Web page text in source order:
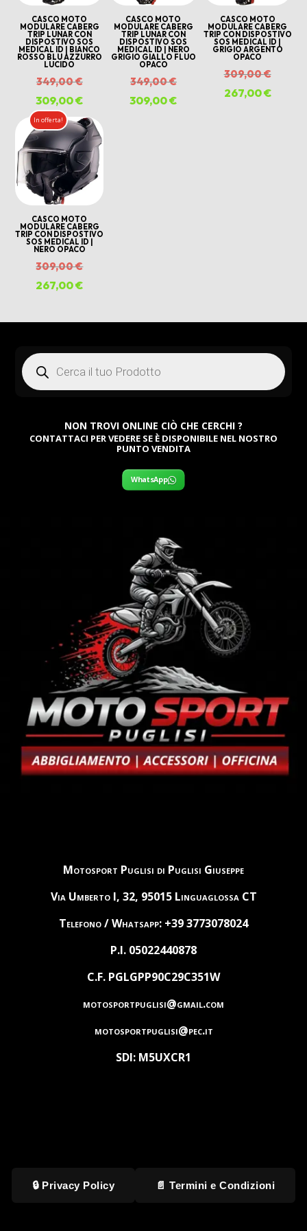
CASCO MOTO
MODULARE CABERG
TRIP LUNAR CON
DISPOSTIVO SOS
MEDICAL ID | BIANCO
ROSSO BLU AZZURRO
LUCIDO
349,00€Il
prezzo
originale
era:
349,00 €.
309,00€Il
prezzo
attuale
è:
309,00 €.
CASCO MOTO
MODULARE CABERG
TRIP LUNAR CON
DISPOSTIVO SOS
MEDICAL ID | NERO
GRIGIO GIALLO FLUO
OPACO
349,00€Il
prezzo
309,00€Il
CASCO MOTO
MODULARE CABERG
TRIP CON DISPOSTIVO
SOS MEDICAL ID |
GRIGIO ARGENTO
OPACO
309,00€Il
prezzo
267,00€Il
In offerta!
CASCO MOTO
MODULARE CABERG
TRIP CON DISPOSTIVO
SOS MEDICAL ID |
NERO OPACO
309,00€Il
prezzo
era:
267,00€Il
attuale
Products
search
NON TROVI ONLINE CIÒ CHE CERCHI ?
CONTATTACI PER VEDERE SE È DISPONIBILE NEL NOSTRO
PUNTO VENDITA
WhatsApp
Motosport Puglisi di Puglisi Giuseppe
Via Umberto I, 32, 95015 Linguaglossa CT
Telefono / Whatsapp: +39 3773078024
P.I. 05022440878
C.F. PGLGPP90C29C351W
motosportpuglisi@gmail.com
motosportpuglisi@pec.it
SDI: M5UXCR1
🔒 Privacy Policy 📄 Termini e Condizioni